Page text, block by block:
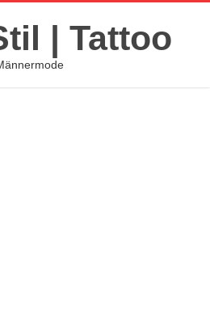
| Tattoo